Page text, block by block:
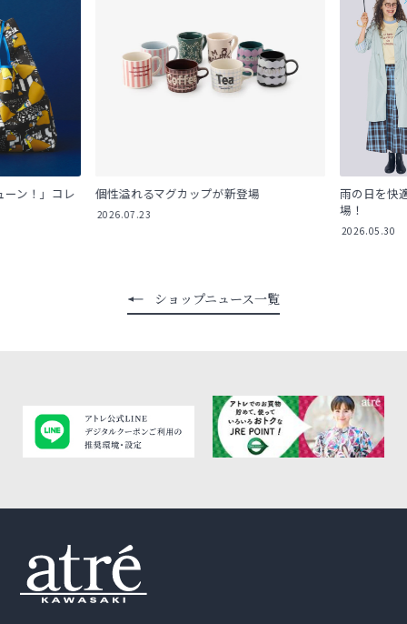
ン！」コレ 個性溢れるマグカップが新登場
2026.07.23
雨の日を快
場！
2026.05.30
ショップニュース一覧